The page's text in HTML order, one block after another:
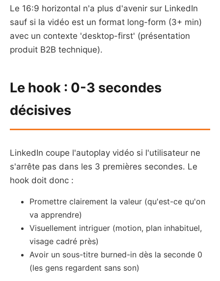
Le 16:9 horizontal n'a plus d'avenir sur LinkedIn
sauf si la vidéo est un format long-form (3+ min)
avec un contexte 'desktop-first' (présentation
produit B2B technique).
Le hook : 0-3 secondes
décisives
LinkedIn coupe l'autoplay vidéo si l'utilisateur ne
s'arrête pas dans les 3 premières secondes. Le
hook doit donc :
Promettre clairement la valeur (qu'est-ce qu'on
va apprendre)
Visuellement intriguer (motion, plan inhabituel,
visage cadré près)
Avoir un sous-titre burned-in dès la seconde 0
(les gens regardent sans son)